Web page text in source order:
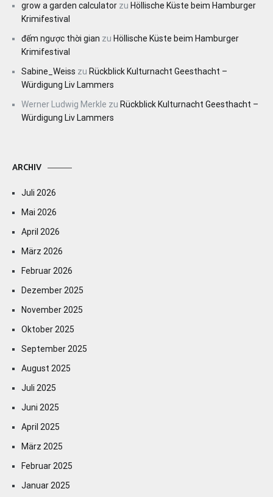
grow a garden calculator zu Höllische Küste beim Hamburger
Krimifestival
đếm ngược thời gian zu Höllische Küste beim Hamburger
Krimifestival
Sabine_Weiss zu Rückblick Kulturnacht Geesthacht –
Würdigung Liv Lammers
Werner Ludwig Merkle zu Rückblick Kulturnacht Geesthacht –
Würdigung Liv Lammers
ARCHIV
Juli 2026
Mai 2026
April 2026
März 2026
Februar 2026
Dezember 2025
November 2025
Oktober 2025
September 2025
August 2025
Juli 2025
Juni 2025
April 2025
März 2025
Februar 2025
Januar 2025